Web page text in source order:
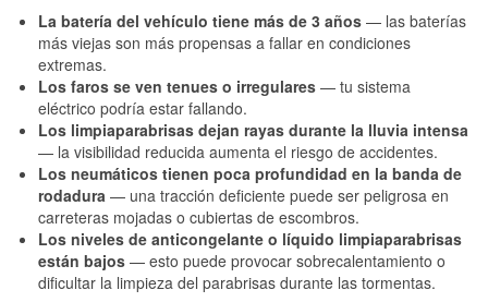
La batería del vehículo tiene más de 3 años — las baterías
más viejas son más propensas a fallar en condiciones
extremas.
Los faros se ven tenues o irregulares — tu sistema
eléctrico podría estar fallando.
Los limpiaparabrisas dejan rayas durante la lluvia intensa
— la visibilidad reducida aumenta el riesgo de accidentes.
Los neumáticos tienen poca profundidad en la banda de
rodadura — una tracción deficiente puede ser peligrosa en
carreteras mojadas o cubiertas de escombros.
Los niveles de anticongelante o líquido limpiaparabrisas
están bajos — esto puede provocar sobrecalentamiento o
dificultar la limpieza del parabrisas durante las tormentas.